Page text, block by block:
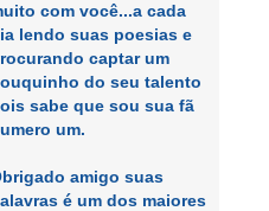
com você...a cada
lendo suas poesias e
captar um
do seu talento
sabe que sou sua fã
um.
amigo suas
é um dos maiores